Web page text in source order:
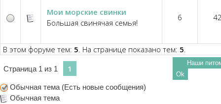
Мои морские свинки
Большая свинячая семья!
6
В этом форуме тем: 5. На странице показано тем: 5.
Страница 1 из 1 1
Обычная тема (Есть новые сообщения)
Обычная тема